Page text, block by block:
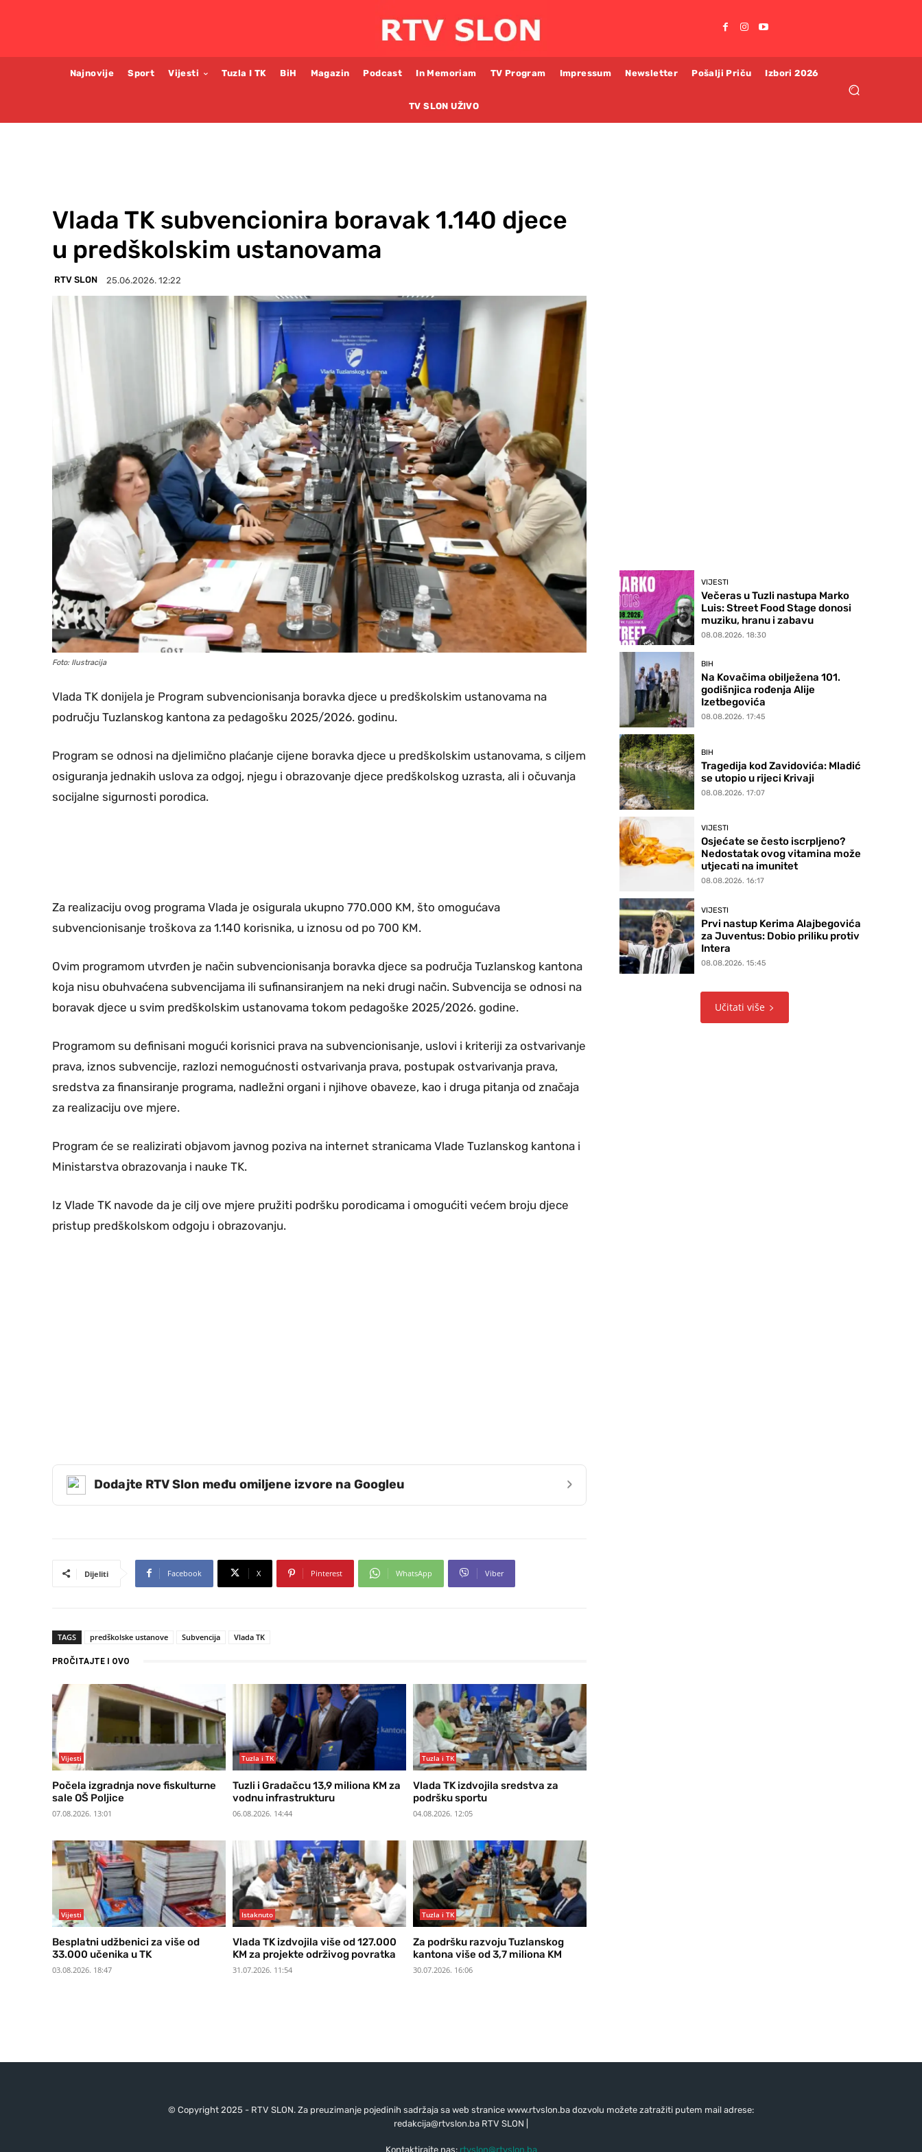
Najnovije Sport Vijesti Tuzla I TK BiH Magazin Podcast In Memoriam TV Program Impressum Newsletter Pošalji Priču Izbori 2026
TV SLON UŽIVO
Vlada TK subvencionira boravak 1.140 djece
u predškolskim ustanovama
RTV SLON 25.06.2026. 12:22
Foto: Ilustracija
Vlada TK donijela je Program subvencionisanja boravka djece u predškolskim ustanovama na
području Tuzlanskog kantona za pedagošku 2025/2026. godinu.
Program se odnosi na djelimično plaćanje cijene boravka djece u predškolskim ustanovama, s ciljem
osiguranja jednakih uslova za odgoj, njegu i obrazovanje djece predškolskog uzrasta, ali i očuvanja
socijalne sigurnosti porodica.
Za realizaciju ovog programa Vlada je osigurala ukupno 770.000 KM, što omogućava
subvencionisanje troškova za 1.140 korisnika, u iznosu od po 700 KM.
Ovim programom utvrđen je način subvencionisanja boravka djece sa područja Tuzlanskog kantona
koja nisu obuhvaćena subvencijama ili sufinansiranjem na neki drugi način. Subvencija se odnosi na
boravak djece u svim predškolskim ustanovama tokom pedagoške 2025/2026. godine.
Programom su definisani mogući korisnici prava na subvencionisanje, uslovi i kriteriji za ostvarivanje
prava, iznos subvencije, razlozi nemogućnosti ostvarivanja prava, postupak ostvarivanja prava,
sredstva za finansiranje programa, nadležni organi i njihove obaveze, kao i druga pitanja od značaja
za realizaciju ove mjere.
Program će se realizirati objavom javnog poziva na internet stranicama Vlade Tuzlanskog kantona i
Ministarstva obrazovanja i nauke TK.
Iz Vlade TK navode da je cilj ove mjere pružiti podršku porodicama i omogućiti većem broju djece
pristup predškolskom odgoju i obrazovanju.
Dodajte RTV Slon među omiljene izvore na Googleu ›
Dijeliti Facebook X Pinterest WhatsApp Viber
TAGS predškolske ustanove Subvencija Vlada TK
PROČITAJTE I OVO
Vijesti
Počela izgradnja nove fiskulturne
sale OŠ Poljice
07.08.2026. 13:01
Tuzla i TK
Tuzli i Gradačcu 13,9 miliona KM za
vodnu infrastrukturu
06.08.2026. 14:44
Tuzla i TK
Vlada TK izdvojila sredstva za
podršku sportu
04.08.2026. 12:05
Vijesti
Besplatni udžbenici za više od
33.000 učenika u TK
03.08.2026. 18:47
Istaknuto
Vlada TK izdvojila više od 127.000
KM za projekte održivog povratka
31.07.2026. 11:54
Tuzla i TK
Za podršku razvoju Tuzlanskog
kantona više od 3,7 miliona KM
30.07.2026. 16:06
VIJESTI
Večeras u Tuzli nastupa Marko
Luis: Street Food Stage donosi
muziku, hranu i zabavu
08.08.2026. 18:30
BIH
Na Kovačima obilježena 101.
godišnjica rođenja Alije
Izetbegovića
08.08.2026. 17:45
BIH
Tragedija kod Zavidovića: Mladić
se utopio u rijeci Krivaji
08.08.2026. 17:07
VIJESTI
Osjećate se često iscrpljeno?
Nedostatak ovog vitamina može
utjecati na imunitet
08.08.2026. 16:17
VIJESTI
Prvi nastup Kerima Alajbegovića
za Juventus: Dobio priliku protiv
Intera
08.08.2026. 15:45
Učitati više
© Copyright 2025 - RTV SLON. Za preuzimanje pojedinih sadržaja sa web stranice www.rtvslon.ba dozvolu možete zatražiti putem mail adrese:
redakcija@rtvslon.baRTV SLON |
Kontaktirajte nas: rtvslon@rtvslon.ba